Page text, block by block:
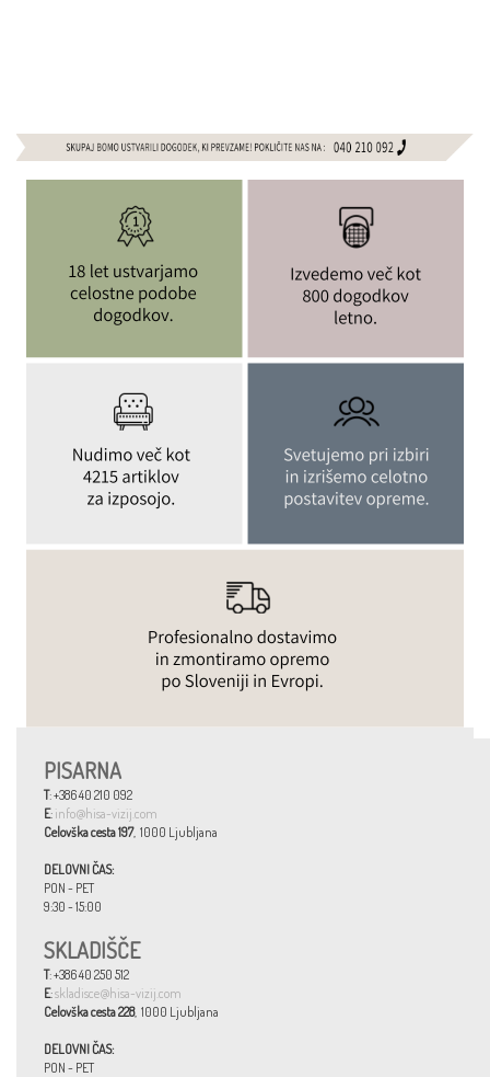
PISARNA
T: +386 40 210 092
E: info@hisa-vizij.com
Celovška cesta 197, 1000 Ljubljana
DELOVNI ČAS:
PON - PET
9:30 - 15:00
SKLADIŠČE
T: +386 40 250 512
E:skladisce@hisa-vizij.com
Celovška cesta 228, 1000 Ljubljana
DELOVNI ČAS:
PON - PET